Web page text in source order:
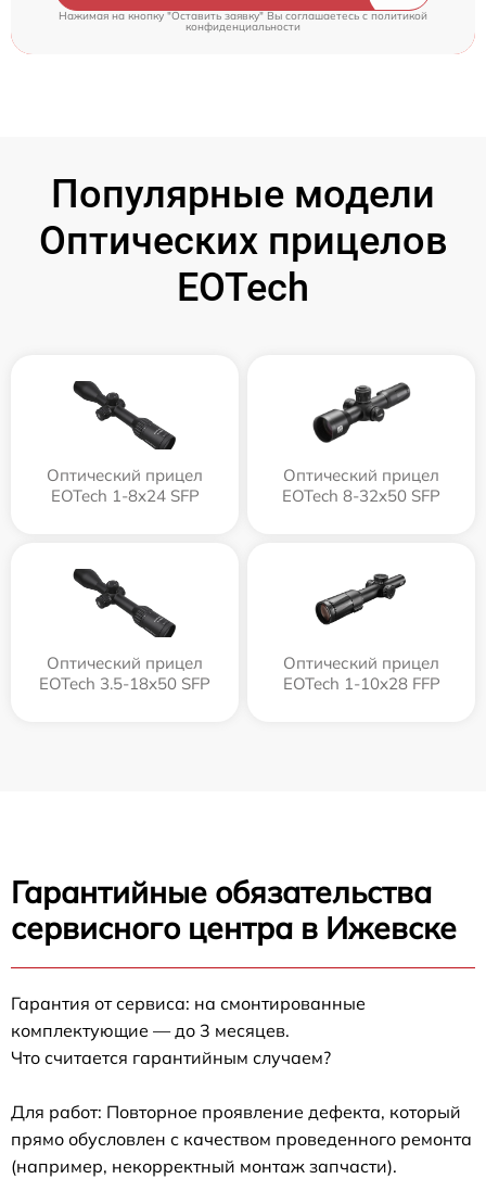
Нажимая на кнопку "Оставить заявку" Вы соглашаетесь c политикой
конфиденциальности
Популярные модели
Оптических прицелов
EOTech
Оптический прицел
EOTech 1-8x24 SFP
Оптический прицел
EOTech 8-32x50 SFP
Оптический прицел
EOTech 3.5-18x50 SFP
Оптический прицел
EOTech 1-10x28 FFP
Гарантийные обязательства
сервисного центра в Ижевске
Гарантия от сервиса: на смонтированные
комплектующие — до 3 месяцев.
Что считается гарантийным случаем?
Для работ: Повторное проявление дефекта, который
прямо обусловлен с качеством проведенного ремонта
(например, некорректный монтаж запчасти).